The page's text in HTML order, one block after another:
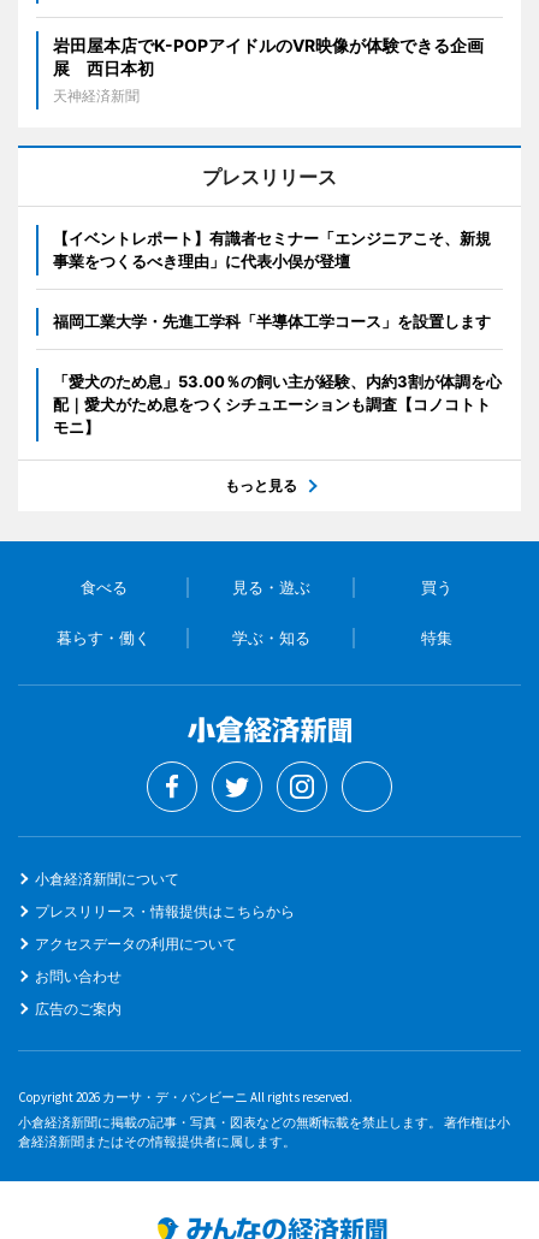
岩田屋本店でK-POPアイドルのVR映像が体験できる企画
展 西日本初
天神経済新聞
プレスリリース
【イベントレポート】有識者セミナー「エンジニアこそ、新規
事業をつくるべき理由」に代表小俣が登壇
福岡工業大学・先進工学科「半導体工学コース」を設置します
「愛犬のため息」53.00％の飼い主が経験、内約3割が体調を心
配｜愛犬がため息をつくシチュエーションも調査【コノコトト
モニ】
もっと見る
食べる 見る・遊ぶ 買う
暮らす・働く 学ぶ・知る 特集
小倉経済新聞について
プレスリリース・情報提供はこちらから
アクセスデータの利用について
お問い合わせ
広告のご案内
Copyright 2026 カーサ・デ・バンビーニ All rights reserved.
小倉経済新聞に掲載の記事・写真・図表などの無断転載を禁止します。 著作権は小
倉経済新聞またはその情報提供者に属します。